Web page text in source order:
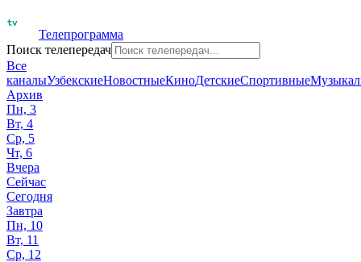
Телепрограмма
Поиск телепередач
Все
каналыУзбекскиеНовостныеКиноДетскиеСпортивные
Архив
Пн, 3
Вт, 4
Ср, 5
Чт, 6
Вчера
Сейчас
Сегодня
Завтра
Пн, 10
Вт, 11
Ср, 12